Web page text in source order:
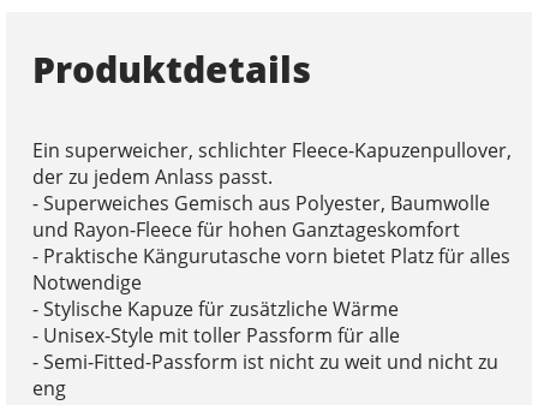
Produktdetails
Ein superweicher, schlichter Fleece-Kapuzenpullover,
der zu jedem Anlass passt.
- Superweiches Gemisch aus Polyester, Baumwolle
und Rayon-Fleece für hohen Ganztageskomfort
- Praktische Kängurutasche vorn bietet Platz für alles
Notwendige
- Stylische Kapuze für zusätzliche Wärme
- Unisex-Style mit toller Passform für alle
- Semi-Fitted-Passform ist nicht zu weit und nicht zu
eng